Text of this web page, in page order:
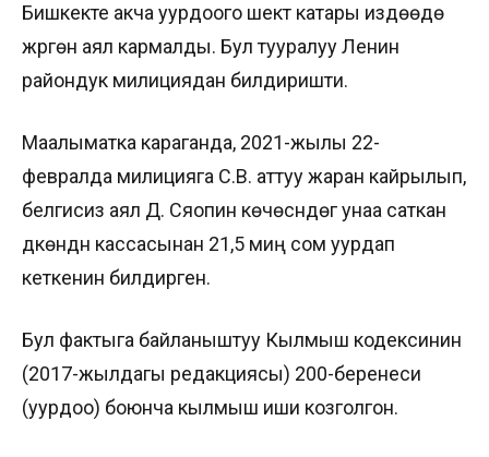
Бишкекте акча уурдоого шектүү катары издөөдө
жүргөн аял кармалды. Бул тууралуу Ленин
райондук милициядан билдиришти.
Маалыматка караганда, 2021-жылы 22-
февралда милицияга С.В. аттуу жаран кайрылып,
белгисиз аял Д. Сяопин көчөсүндөгү унаа саткан
дүкөндүн кассасынан 21,5 миң сом уурдап
кеткенин билдирген.
Бул фактыга байланыштуу Кылмыш кодексинин
(2017-жылдагы редакциясы) 200-беренеси
(уурдоо) боюнча кылмыш иши козголгон.